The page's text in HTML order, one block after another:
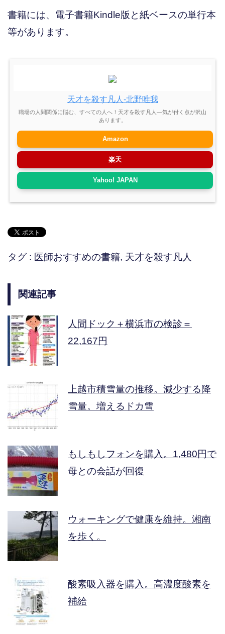
書籍には、電子書籍Kindle版と紙ベースの単行本
等があります。
天才を殺す凡人-北野唯我
職場の人間関係に悩む、すべての人へ！天才を殺す凡人―気が付く点が沢山
あります。
Amazon
楽天
Yahoo! JAPAN
タグ : 医師おすすめの書籍, 天才を殺す凡人
関連記事
人間ドック＋横浜市の検診＝
22,167円
上越市積雪量の推移。減少する降
雪量。増えるドカ雪
もしもしフォンを購入。1,480円で
母との会話が回復
ウォーキングで健康を維持。湘南
を歩く。
酸素吸入器を購入。高濃度酸素を
補給